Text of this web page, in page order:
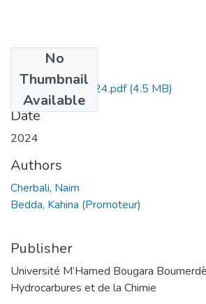
No
Thumbnail
Available
Cherbali Naim 2024.pdf(4.5 MB)
Date
2024
Authors
Cherbali, Naim
Bedda, Kahina (Promoteur)
Publisher
Université M’Hamed Bougara
Hydrocarbures et de la Chimie